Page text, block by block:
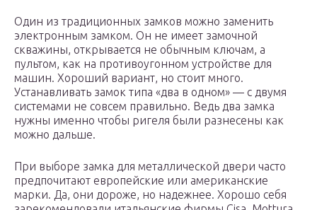
Один из традиционных замков можно заменить
электронным замком. Он не имеет замочной
скважины, открывается не обычным ключам, а
пультом, как на противоугонном устройстве для
машин. Хороший вариант, но стоит много.
Устанавливать замок типа «два в одном» — с двумя
системами не совсем правильно. Ведь два замка
нужны именно чтобы ригеля были разнесены как
можно дальше.
При выборе замка для металлической двери часто
предпочитают европейские или американские
марки. Да, они дороже, но надежнее. Хорошо себя